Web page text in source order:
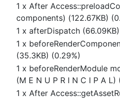
1 x After
components) (122.67KB)
1 x afterDispatch
1 x
(35.3KB) (0.29%)
1 x beforeRenderModule
(M E N U P R I N C I P A L)
1 x After